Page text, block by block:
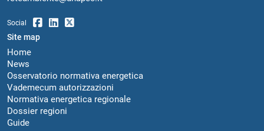
Social
Site map
Home
News
Osservatorio normativa energetica
Vademecum autorizzazioni
Normativa energetica regionale
Dossier regioni
Guide